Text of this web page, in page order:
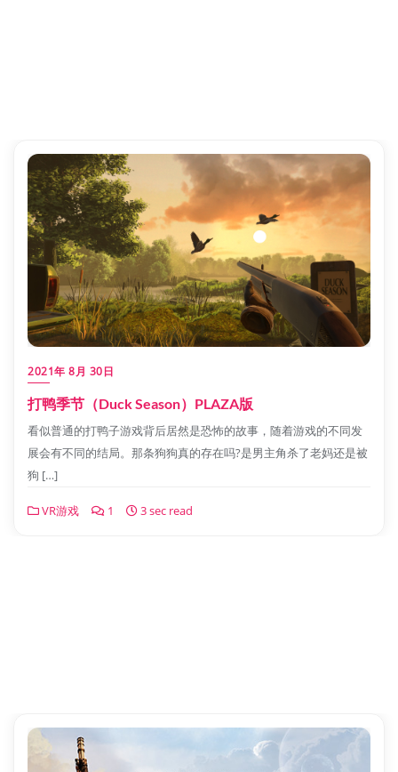
2021年 8月 30日
打鸭季节（Duck Season）PLAZA版
看似普通的打鸭子游戏背后居然是恐怖的故事，随着游戏的不同发
展会有不同的结局。那条狗狗真的存在吗?是男主角杀了老妈还是被
狗 […]
VR游戏 1 3 sec read